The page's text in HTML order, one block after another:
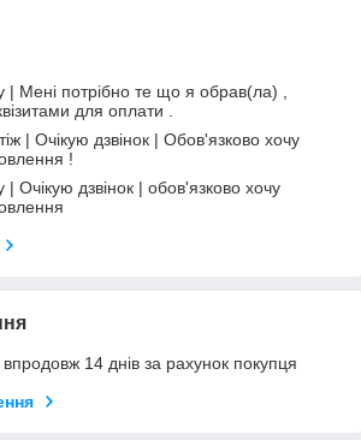
| Мені потрібно те що я обрав(ла) ,
для оплати .
| Очікую дзвінок | Обов'язково хочу
!
Очікую дзвінок | обов'язково хочу
14 днів за рахунок покупця